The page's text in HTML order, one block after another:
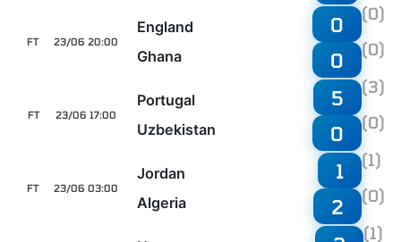
23/06 20:00
FT
England
Ghana
0 (0)
0 (0)
23/06 17:00
FT
Portugal
Uzbekistan
5 (3)
0 (0)
23/06 03:00
FT
Jordan
Algeria
1 (1)
2 (0)
(1)